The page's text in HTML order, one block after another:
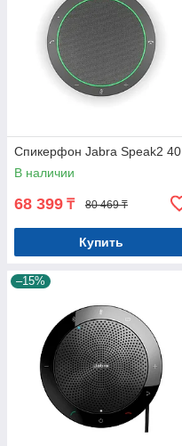
Спикерфон Jabra Speak2 40
В наличии
68 399 ₸ 80 469 ₸
Купить
–15%